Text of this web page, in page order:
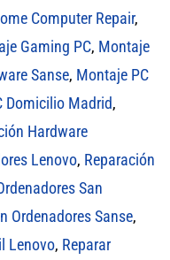
Computer Repair,
Gaming PC, Montaje
Sanse, Montaje PC
Domicilio Madrid,
Hardware
Lenovo, Reparación
San
Ordenadores Sanse,
Lenovo, Reparar